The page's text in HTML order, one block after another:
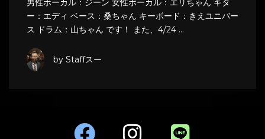
ー：エディ ベース：桑ちゃん キーボード：きえユニバー
ス ドラム：山ちゃん です！ また、4/24 …
by Staffスー